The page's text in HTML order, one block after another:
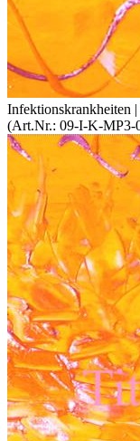
Infektionskrankheiten
(Art.Nr.: 09-I-K-MP3-